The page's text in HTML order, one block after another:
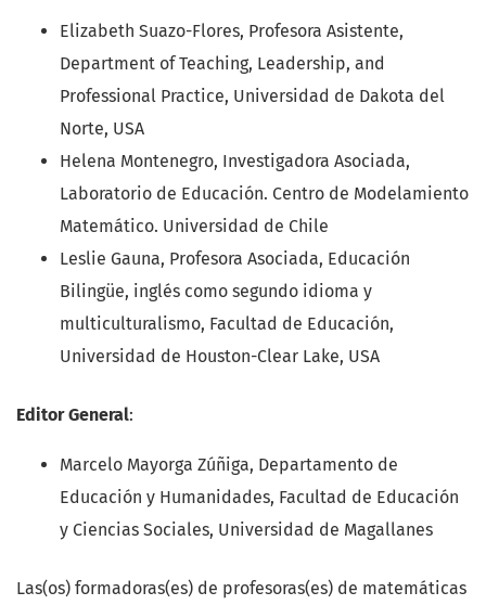
Elizabeth Suazo-Flores, Profesora Asistente,
Department of Teaching, Leadership, and
Professional Practice, Universidad de Dakota del
Norte, USA
Helena Montenegro, Investigadora Asociada,
Laboratorio de Educación. Centro de Modelamiento
Matemático. Universidad de Chile
Leslie Gauna, Profesora Asociada, Educación
Bilingüe, inglés como segundo idioma y
multiculturalismo, Facultad de Educación,
Universidad de Houston-Clear Lake, USA
Editor General:
Marcelo Mayorga Zúñiga, Departamento de
Educación y Humanidades, Facultad de Educación
y Ciencias Sociales, Universidad de Magallanes
Las(os) formadoras(es) de profesoras(es) de matemáticas